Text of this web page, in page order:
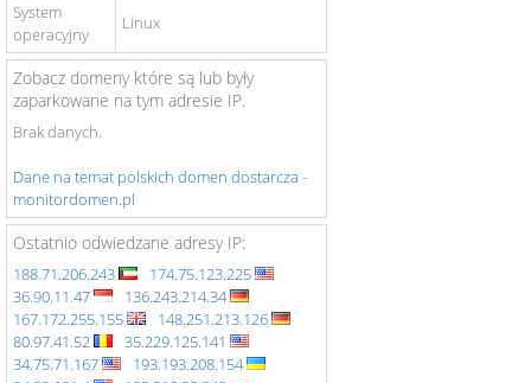
System
operacyjny
Linux
Zobacz domeny które są lub były
zaparkowane na tym adresie IP.
Brak danych.
Dane na temat polskich domen dostarcza -
monitordomen.pl
Ostatnio odwiedzane adresy IP:
188.71.206.243
174.75.123.225
36.90.11.47
136.243.214.34
167.172.255.155
148.251.213.126
80.97.41.52
35.229.125.141
34.75.71.167
193.193.208.154